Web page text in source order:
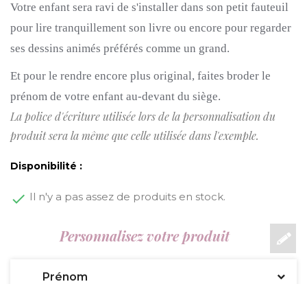
Votre enfant sera ravi de s'installer dans son petit fauteuil
pour lire tranquillement son livre ou encore pour regarder
ses dessins animés préférés comme un grand.
Et pour le rendre encore plus original, faites broder le
prénom de votre enfant au-devant du siège.
La police d'écriture utilisée lors de la personnalisation du
produit sera la même que celle utilisée dans l'exemple.
Disponibilité :
Il n'y a pas assez de produits en stock.
Personnalisez votre produit
Prénom